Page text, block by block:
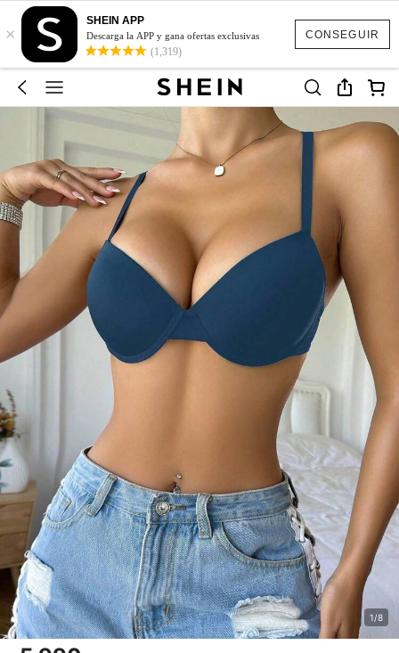
CONSEGUIR
×
SHEIN APP
Descarga la APP y gana ofertas exclusivas
(1,319)
1/8